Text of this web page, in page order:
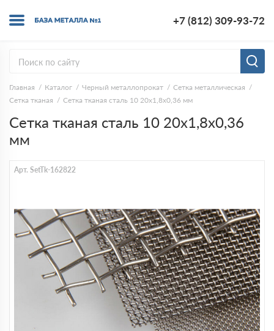
+7 (812) 309-93-72
Главная Каталог Черный металлопрокат
Сетка металлическая
Сетка тканая
Сетка тканая сталь 10 20х1,8х0,36 мм
Сетка тканая сталь 10 20х1,8х0,36
мм
Арт. SetTk-162822